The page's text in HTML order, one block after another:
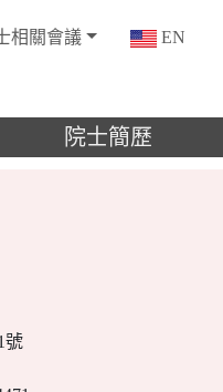
相關會議 EN
院士簡歷
號